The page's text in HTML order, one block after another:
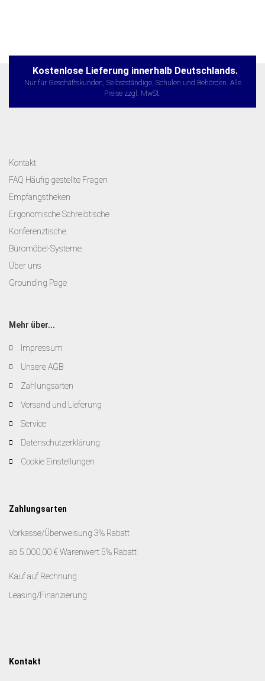
Kostenlose Lieferung innerhalb Deutschlands.
Nur für Geschäftskunden, Selbstständige, Schulen und Behörden. Alle
Preise zzgl. MwSt.
Kontakt
FAQ Häufig gestellte Fragen
Empfangstheken
Ergonomische Schreibtische
Konferenztische
Büromöbel-Systeme
Über uns
Grounding Page
Mehr über...
Impressum
Unsere AGB
Zahlungsarten
Versand und Lieferung
Service
Datenschutzerklärung
Cookie Einstellungen
Zahlungsarten
Vorkasse/Überweisung 3% Rabatt
ab 5.000,00 € Warenwert 5% Rabatt
Kauf auf Rechnung
Leasing/Finanzierung
Kontakt